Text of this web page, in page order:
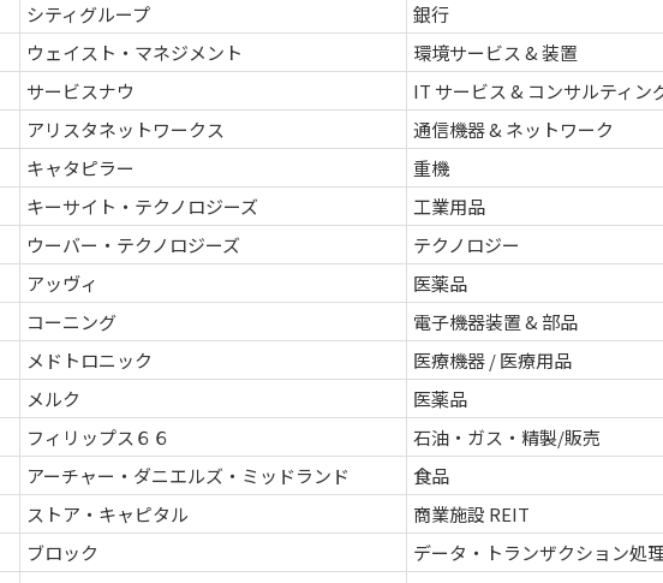
シティグループ
銀行
ウェイスト・マネジメント
環境サービス & 装置
サービスナウ
IT サービス & コンサルティン
アリスタネットワークス
通信機器 & ネットワーク
キャタピラー
重機
キーサイト・テクノロジーズ
工業用品
ウーバー・テクノロジーズ
テクノロジー
アッヴィ
医薬品
コーニング
電子機器装置 & 部品
メドトロニック
医療機器 / 医療用品
メルク
医薬品
フィリップス６６
石油・ガス・精製/販売
アーチャー・ダニエルズ・ミッドランド
食品
ストア・キャピタル
商業施設 REIT
ブロック
データ・トランザクション処